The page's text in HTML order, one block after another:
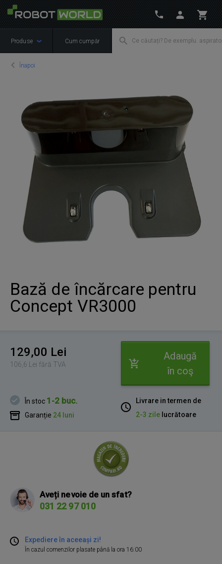
Produse Cum cumpăr
Înapoi
Bază de încărcare pentru
Concept VR3000
129,00 Lei
106,6 Lei fără TVA
Adaugă
în coş
În stoc 1-2 buc.
Garanție 24 luni
Livrare in termen de
2-3 zile lucrătoare
Aveți nevoie de un sfat?
031 22 97 010
Expediere în aceeași zi!
În cazul comenzilor plasate până la ora 16:00